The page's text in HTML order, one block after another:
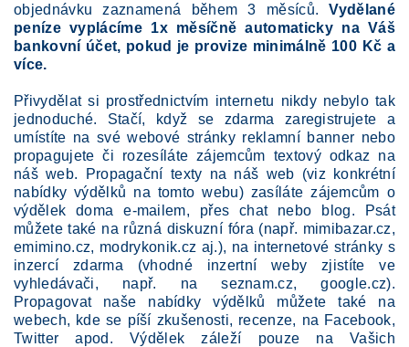
objednávku zaznamená během 3 měsíců.Vydělané
peníze vyplácíme 1x měsíčně automaticky na Váš
bankovní účet, pokud je provize minimálně 100 Kč a
více.
Přivydělat si prostřednictvím internetu nikdy nebylo tak
jednoduché. Stačí, když se zdarma zaregistrujete a
umístíte na své webové stránky reklamní banner nebo
propagujete či rozesíláte zájemcům textový odkaz na
náš web. Propagační texty na náš web (viz konkrétní
nabídky výdělků na tomto webu) zasíláte zájemcům o
výdělek doma e-mailem, přes chat nebo blog. Psát
můžete také na různá diskuzní fóra (např. mimibazar.cz,
emimino.cz, modrykonik.cz aj.), na internetové stránky s
inzercí zdarma (vhodné inzertní weby zjistíte ve
vyhledávači, např. na seznam.cz, google.cz).
Propagovat naše nabídky výdělků můžete také na
webech, kde se píší zkušenosti, recenze, na Facebook,
Twitter apod. Výdělek záleží pouze na Vašich